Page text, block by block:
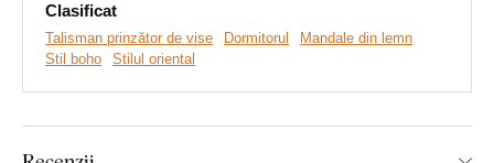
Se potrivește perfect deasupra patului
Montare ușoară pe perete
Tablou pentru camera copilului, ideal ca și cadou
Clasificat
Talisman prinzător de vise Dormitorul
Mandale din lemn
Stil boho
Stilul oriental